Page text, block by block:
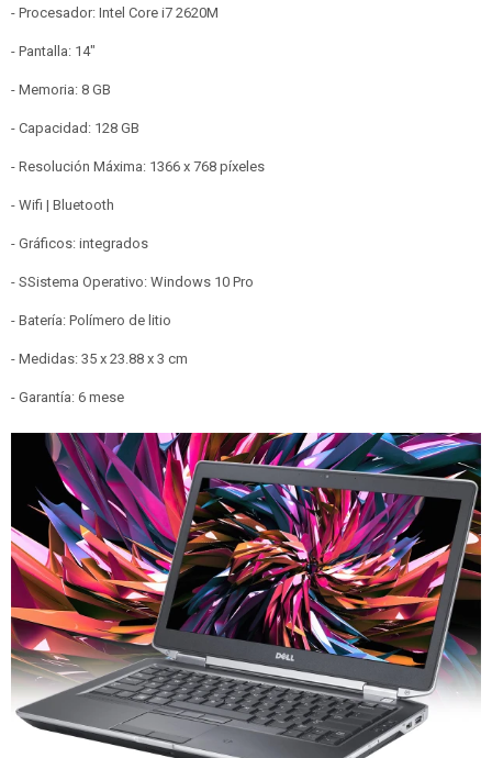
- Procesador: Intel Core i7 2620M
- Pantalla: 14"
- Memoria: 8 GB
- Capacidad: 128 GB
- Resolución Máxima: 1366 x 768 píxeles
- Wifi | Bluetooth
- Gráficos: integrados
- SSistema Operativo: Windows 10 Pro
- Batería: Polímero de litio
- Medidas: 35 x 23.88 x 3 cm
- Garantía: 6 mese